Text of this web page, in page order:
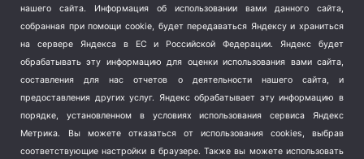
Школа и спорт (2)
Экология (8)
Экономика (1172)
нашего сайта. Информация об использовании вами данного сайта,
собранная при помощи cookie, будет передаваться Яндексу и храниться
на сервере Яндекса в ЕС и Российской Федерации. Яндекс будет
обрабатывать эту информацию для оценки использования вами сайта,
составления для нас отчетов о деятельности нашего сайта, и
предоставления других услуг. Яндекс обрабатывает эту информацию в
порядке, установленном в условиях использования сервиса Яндекс
Метрика.
Вы можете отказаться от использования cookies, выбрав
соответствующие настройки в браузере. Также вы можете использовать